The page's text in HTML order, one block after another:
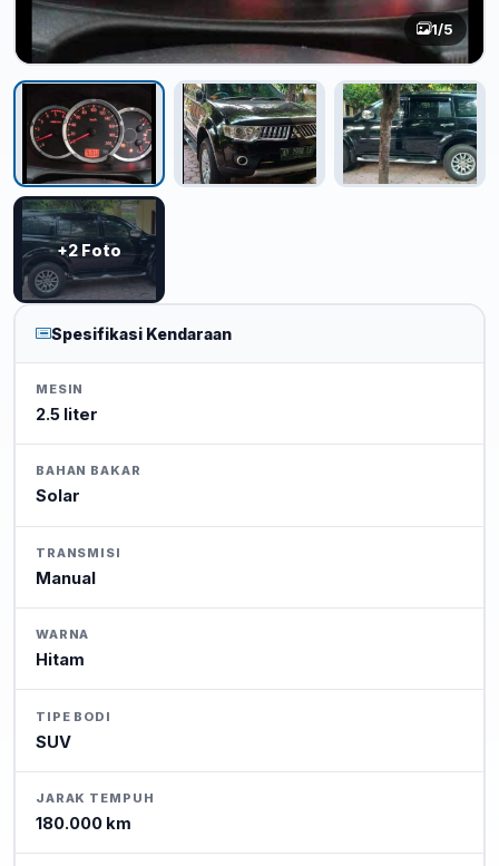
1/5
+2 Foto
Spesifikasi Kendaraan
MESIN
2.5 liter
BAHAN BAKAR
Solar
TRANSMISI
Manual
WARNA
Hitam
TIPE BODI
SUV
JARAK TEMPUH
180.000 km